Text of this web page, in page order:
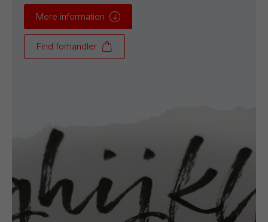
Mere information
Find forhandler